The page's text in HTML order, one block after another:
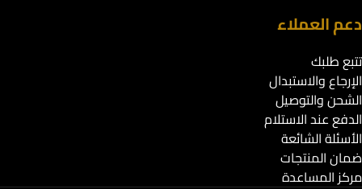
دعم العملاء
تتبع طلبك
الإرجاع والاستبدال
الشحن والتوصيل
الدفع عند الاستلام
الأسئلة الشائعة
ضمان المنتجات
مركز المساعدة